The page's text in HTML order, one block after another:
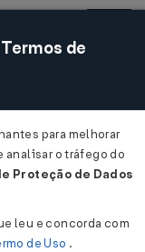
Acessar
de
para melhorar
o tráfego do
Proteção de Dados
leu e concorda com
de Uso .